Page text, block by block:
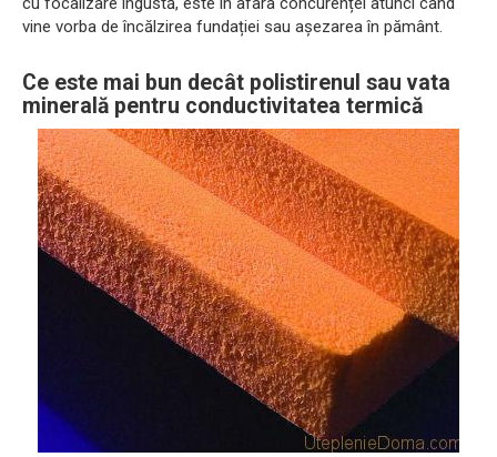
vine vorba de încălzirea fundației sau așezarea în pământ.
Ce este mai bun decât polistirenul sau vata
minerală pentru conductivitatea termică